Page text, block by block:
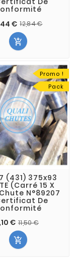
€ 12,84 €

Promo !
Pack
(431) 375x93
(Carré 15 X
N°89207
De
€ 11,50 €
